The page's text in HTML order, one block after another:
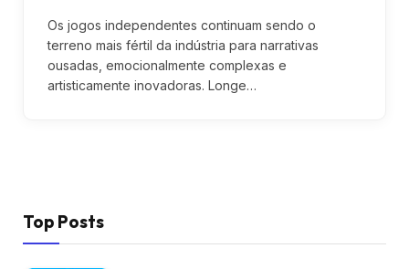
Os jogos independentes continuam sendo o
terreno mais fértil da indústria para narrativas
ousadas, emocionalmente complexas e
artisticamente inovadoras. Longe…
Top Posts